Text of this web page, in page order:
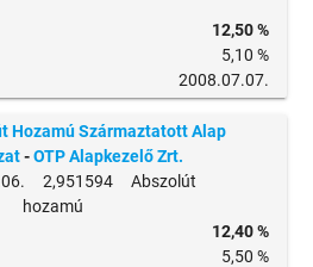
12,50 %
5,10 %
2008.07.07.
Hozamú Származtatott Alap
-OTP Alapkezelő Zrt.
2,951594 Abszolút
hozamú
12,40 %
5,50 %